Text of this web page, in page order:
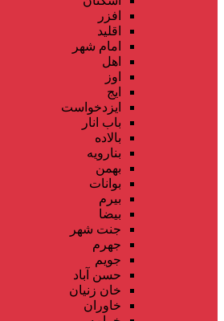
افزر
اقلید
امام شهر
اهل
اوز
ایج
ایزدخواست
باب انار
بالاده
بنارویه
بهمن
بوانات
بیرم
بیضا
جنت شهر
جهرم
جویم
حسن آباد
خان زنیان
خاوران